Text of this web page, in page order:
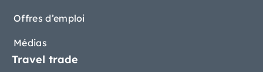
Offres d’emploi
Médias
Travel trade